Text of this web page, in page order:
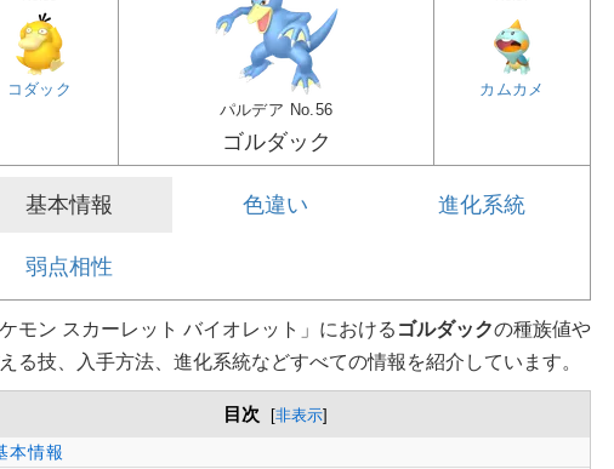
コダック
パルデア No.56
ゴルダック
カムカメ
基本情報 色違い 進化系統
弱点相性
ケモン スカーレット バイオレット」における ゴルダックの種族値や
る技、入手方法、進化系統などすべての情報を紹介しています。
目次 [非表示]
本情報